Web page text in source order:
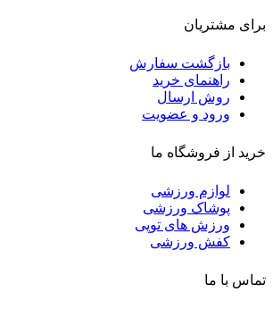
برای مشتریان
بازگشت سفارش
راهنمای خرید
روش ارسال
ورود و عضویت
خرید از فروشگاه ما
لوازم ورزشی
پوشاک ورزشی
ورزش های توپی
کفش ورزشی
تماس با ما